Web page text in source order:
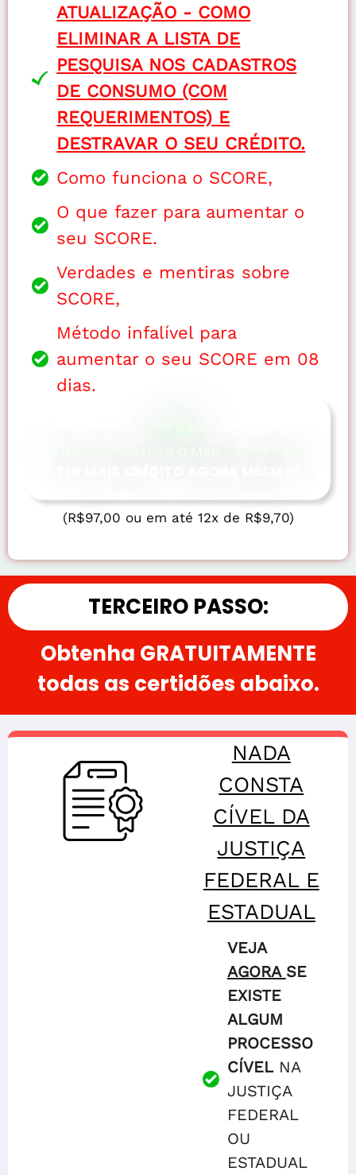
ATUALIZAÇÃO - COMO
ELIMINAR A LISTA DE
PESQUISA NOS CADASTROS
DE CONSUMO (COM
REQUERIMENTOS) E
DESTRAVAR O SEU CRÉDITO.
Como funciona o SCORE,
O que fazer para aumentar o
seu SCORE.
Verdades e mentiras sobre
SCORE,
Método infalível para
aumentar o seu SCORE em 08
dias.
(R$97,00 ou em até 12x de R$9,70)
TERCEIRO PASSO:
Obtenha GRATUITAMENTE
todas as certidões abaixo.
NADA
CONSTA
CÍVEL DA
JUSTIÇA
FEDERAL E
ESTADUAL
VEJA
AGORA SE
EXISTE
ALGUM
PROCESSO
CÍVELNA
JUSTIÇA
FEDERAL
OU
ESTADUAL